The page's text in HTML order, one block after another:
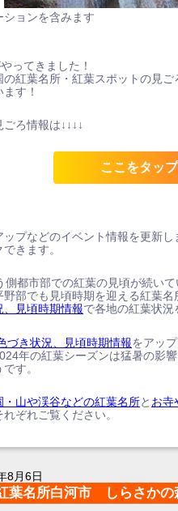
ョンを含みます
ってきました！
の紅葉名所・紅葉スポットの見
す！
ろ情報は↓↓↓↓
ここをタップ
プなどのイベント情報を更新し
きます。
側都市部での紅葉の見頃が続い
部でも見頃時期を迎える紅葉
見頃時期情報で各地の紅葉状況
づき状況、見頃時期情報をアッ
年の紅葉シーズンは猛暑の影
す。
・山や渓谷などの紅葉名所と お寺
ぞれご覧ください。
8月6日
葉名所白河市 しらさかの